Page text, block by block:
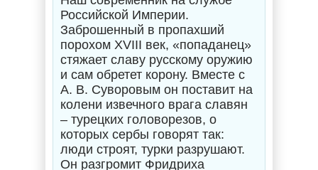
Российской Империи.
Заброшенный в пропахший
порохом XVIII век, «попаданец»
стяжает славу русскому оружию
и сам обретет корону. Вместе с
А. В. Суворовым он поставит на
колени извечного врага славян
– турецких головорезов, о
которых сербы говорят так:
люди строят, турки разрушают.
Он разгромит Фридриха